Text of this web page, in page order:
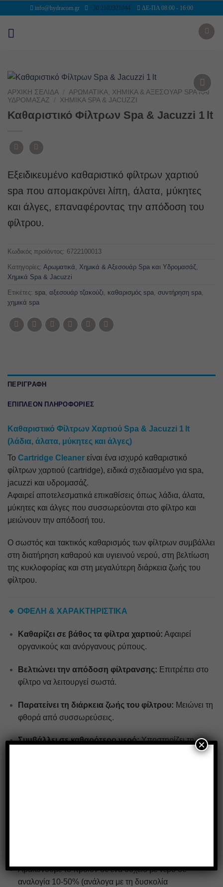
Μετάβαση
περιεχόμενο
info@hydracom.gr +30 2102321044 ΔΕ-ΠΑ 08:00 - 16:00
Add to
wishlist
ΑΡΧΙΚΉ ΣΕΛΊΔΑ /
ΑΡΩΜΑΤΙΚΆ, ΧΗΜΙΚΆ & ΑΞΕΣΟΥΆΡ SPA ΚΑΙ
ΥΔΡΟΜΑΣΆΖ
/ ΧΗΜΙΚΆ SPA & JACUZZI
Καθαριστικό Φίλτρων Spa & Jacuzzi 1 lt
Εξειδικευμένο καθαριστικό φίλτρων χαρτιού
spa που απομακρύνει λίπη, άλατα, μύκητες
και άλγες, επαναφέροντας την απόδοση του
φίλτρου.
Κωδικός προϊόντος: 6722100013
Κατηγορίες: Αρωματικά, Χημικά & Αξεσουάρ Spa και Υδρομασάζ
Χημικά Spa & Jacuzzi
Ετικέτες: spa αξεσουάρ τζακούζι καθαρισμός spa συντήρηση spa
χημικά spa
ΠΕΡΙΓΡΑΦΉ
ΕΠΙΠΛΈΟΝ ΠΛΗΡΟΦΟΡΊΕΣ
Καθαριστικό Φίλτρων Χαρτιού Spa & Jacuzzi 1 lt
(λάδια, άλατα, μύκητες και άλγες)
Το Cartridge Cleaner είναι ένα ισχυρό καθαριστικό
φίλτρων χαρτιού (cartridge), ειδικά σχεδιασμένο για spa,
jacuzzi και υδρομασάζ.
Αφαιρεί αποτελεσματικά επικαθίσεις όπως λάδια, άλατα,
μύκητες και άλγες που συσσωρεύονται στο φίλτρο και
μειώνουν την απόδοσή του.
Ο σωστός και τακτικός καθαρισμός των φίλτρων συμβάλλει
στη διατήρηση καθαρού και υγιεινού νερού, στη βελτίωση
της κυκλοφορίας και στη μεγαλύτερη διάρκεια ζωής του
φίλτρου.
🔹 ΟΦΕΛΗ & ΧΑΡΑΚΤΗΡΙΣΤΙΚΑ
Καθαρίζει σε βάθος τα φίλτρα χαρτιού: Αφαιρεί
οργανικούς και ανόργανους ρύπους.
Βελτιώνει την απόδοση φίλτρανσης: Επιτρέπει στο
φίλτρο να λειτουργεί σωστά.
Παρατείνει τη διάρκεια ζωής του φίλτρου: Μειώνει τη
φθορά από συσσωρεύσεις.
Συμβάλλει σε καθαρότερο νερό:Υποστηρίζει τη
Αραιώνουμε το προϊόν σε ένα δοχείο με νερό σε
αναλογία 10-50% (ανάλογα με τη δυσκολία
×